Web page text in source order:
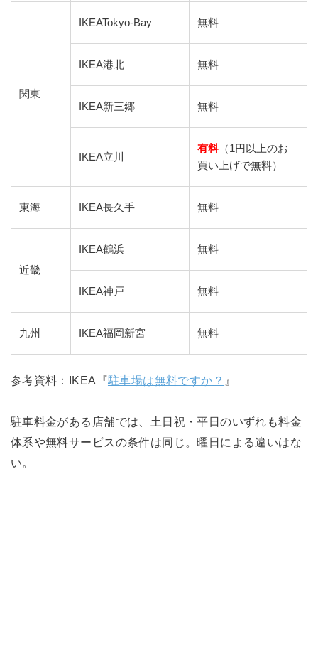
関東
IKEATokyo-Bay 無料
IKEA港北 無料
IKEA新三郷 無料
IKEA立川
有料 （1円以上のお
買い上げで無料）
東海 IKEA長久手 無料
近畿
IKEA鶴浜 無料
IKEA神戸 無料
九州 IKEA福岡新宮 無料
参考資料：IKEA『駐車場は無料ですか？ 』
駐車料金がある店舗では、土日祝・平日のいずれも料金
体系や無料サービスの条件は同じ。曜日による違いはな
い。